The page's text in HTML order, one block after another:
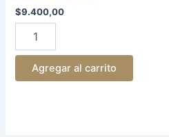
$9.400,00
Agregar al carrito